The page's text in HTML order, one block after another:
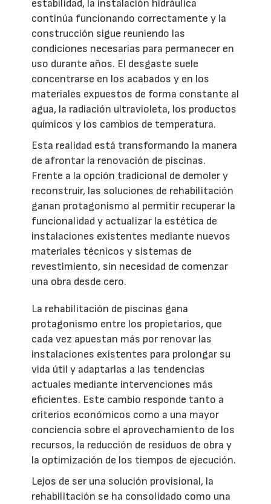
estabilidad, la instalación hidráulica
continúa funcionando correctamente y la
construcción sigue reuniendo las
condiciones necesarias para permanecer en
uso durante años. El desgaste suele
concentrarse en los acabados y en los
materiales expuestos de forma constante al
agua, la radiación ultravioleta, los productos
químicos y los cambios de temperatura.
Esta realidad está transformando la manera
de afrontar la renovación de piscinas.
Frente a la opción tradicional de demoler y
reconstruir, las soluciones de rehabilitación
ganan protagonismo al permitir recuperar la
funcionalidad y actualizar la estética de
instalaciones existentes mediante nuevos
materiales técnicos y sistemas de
revestimiento, sin necesidad de comenzar
una obra desde cero.
La rehabilitación de piscinas gana
protagonismo entre los propietarios, que
cada vez apuestan más por renovar las
instalaciones existentes para prolongar su
vida útil y adaptarlas a las tendencias
actuales mediante intervenciones más
eficientes. Este cambio responde tanto a
criterios económicos como a una mayor
conciencia sobre el aprovechamiento de los
recursos, la reducción de residuos de obra y
la optimización de los tiempos de ejecución.
Lejos de ser una solución provisional, la
rehabilitación se ha consolidado como una